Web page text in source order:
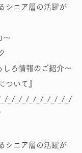
シニア層の活躍が
～
ろ情報のご紹介～
ついて』
_/_/_/_/_/_/_/_/_/
シニア層の活躍が